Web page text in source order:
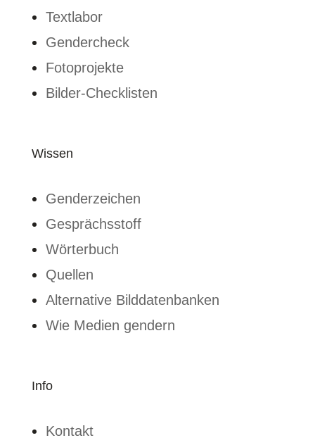
Textlabor
Gendercheck
Fotoprojekte
Bilder-Checklisten
Wissen
Genderzeichen
Gesprächsstoff
Wörterbuch
Quellen
Alternative Bilddatenbanken
Wie Medien gendern
Info
Kontakt